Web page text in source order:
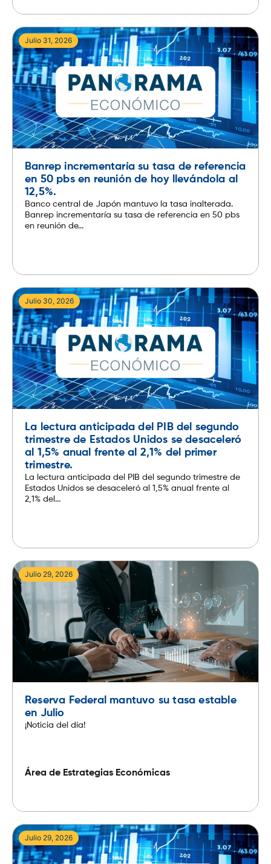
Julio 31, 2026
Banrep incrementaría su tasa de referencia
en 50 pbs en reunión de hoy llevándola al
12,5%.
Banco central de Japón mantuvo la tasa inalterada.
Banrep incrementaría su tasa de referencia en 50 pbs
en reunión de...
Julio 30, 2026
La lectura anticipada del PIB del segundo
trimestre de Estados Unidos se desaceleró
al 1,5% anual frente al 2,1% del primer
trimestre.
La lectura anticipada del PIB del segundo trimestre de
Estados Unidos se desaceleró al 1,5% anual frente al
2,1% del...
Julio 29, 2026
Reserva Federal mantuvo su tasa estable
en Julio
¡Noticia del día!
Área de Estrategias Económicas
Julio 29, 2026